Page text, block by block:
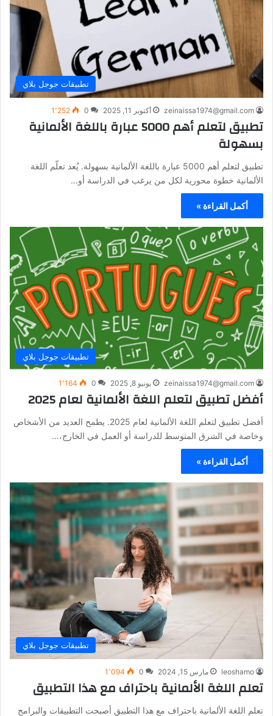
تطبيقات جوجل بلاي
zeinaissa1974@gmail.com أكتوبر 11, 2025 0 1٬252
تطبيق لتعلم أهم 5000 عبارة باللغة الألمانية
بسهولة
تطبيق لتعلم أهم 5000 عبارة باللغة الألمانية بسهولة. يُعد تعلّم اللغة
الألمانية خطوة محورية لكل من يرغب في الدراسة أو…
أكمل القراءة »
تطبيقات جوجل بلاي
zeinaissa1974@gmail.com يونيو 8, 2025 0 1٬164
أفضل تطبيق لتعلم اللغة الألمانية لعام 2025
أفضل تطبيق لتعلم اللغة الألمانية لعام 2025. يطمح العديد من الأشخاص
وخاصة في الشرق المتوسط للدراسة أو العمل في الخارج،…
أكمل القراءة »
تطبيقات جوجل بلاي
leoshamo مارس 15, 2024 0 1٬094
تعلم اللغة الألمانية باحتراف مع هذا التطبيق
تعلم اللغة الألمانية باحتراف مع هذا التطبيق أصبحت التطبيقات والبرامج